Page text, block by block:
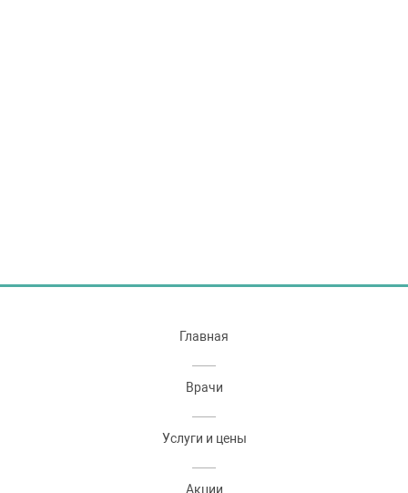
Главная
Врачи
Услуги и цены
Акции